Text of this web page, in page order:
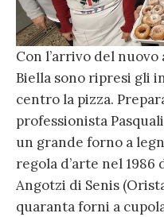
Con l’arrivo del
Biella sono ripresi gli
centro la pizza.
professionista
un grande forno a
regola d’arte nel 1986
Angotzi di Senis
quaranta forni a